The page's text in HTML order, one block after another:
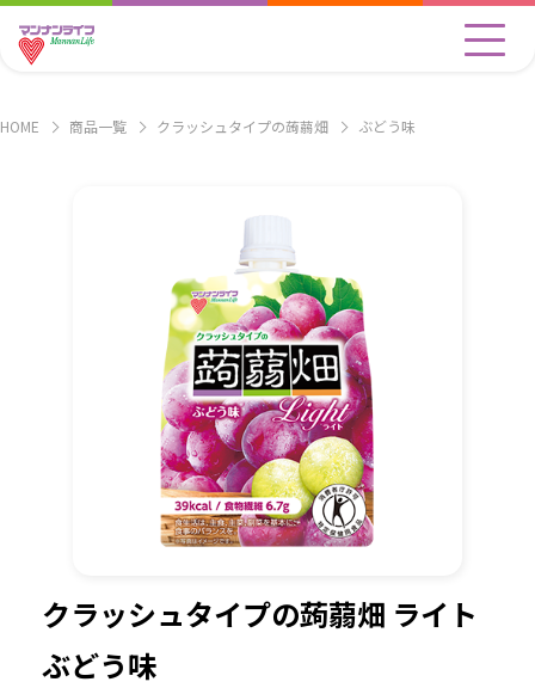
HOME 商品一覧 クラッシュタイプの蒟蒻畑 ぶどう味
クラッシュタイプの蒟蒻畑 ライト
ぶどう味